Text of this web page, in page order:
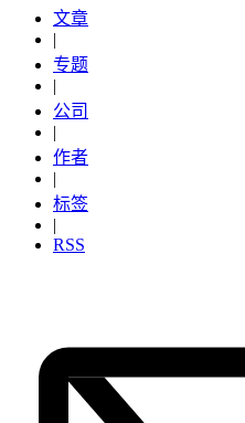
文章
|
专题
|
公司
|
作者
|
标签
|
RSS